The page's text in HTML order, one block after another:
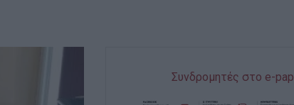
Συνδρομητές στο e-